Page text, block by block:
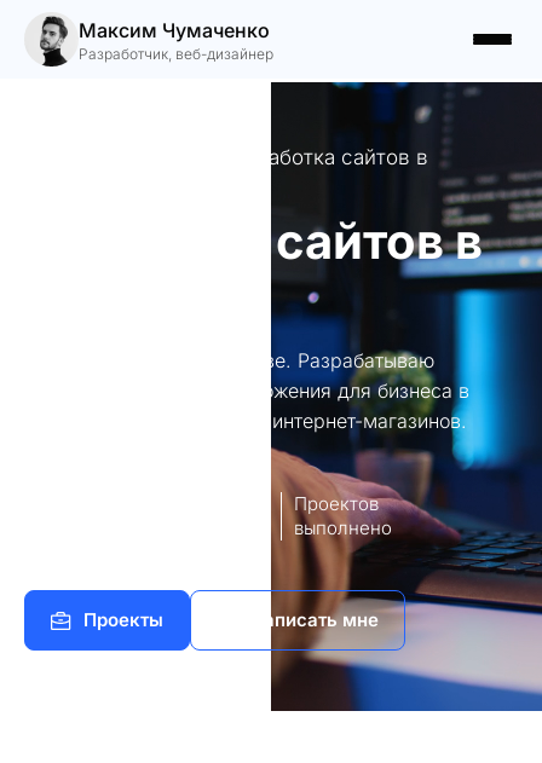
Максим Чумаченко
Разработчик, веб-дизайнер
Профессиональная разработка сайтов в
Создание сайтов в
Создание сайтов в Оргееве. Разрабатываю
уникальные сайты и приложения для бизнеса в
Оргееве: от лендингов до интернет-магазинов.
Проектов
выполнено
Проекты Написать мне